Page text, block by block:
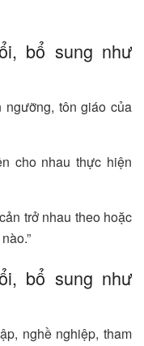
bổ sung như
ngưỡng, tôn giáo của
cho nhau thực hiện
trở nhau theo hoặc
bổ sung như
nghề nghiệp, tham